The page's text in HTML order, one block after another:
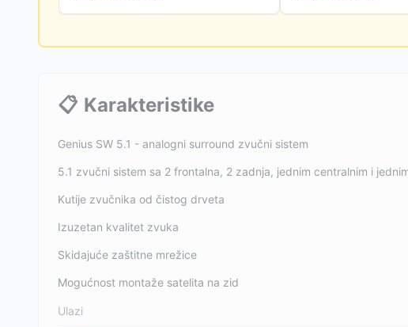
📋 Karakteristike
Genius SW 5.1 - analogni surround zvučni sistem
5.1 zvučni sistem sa 2 frontalna, 2 zadnja, jednim centralnim i
Kutije zvučnika od čistog drveta
Izuzetan kvalitet zvuka
Skidajuće zaštitne mrežice
Mogućnost montaže satelita na zid
Ulazi